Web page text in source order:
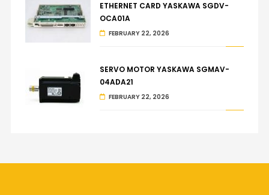
ETHERNET CARD YASKAWA SGDV-
OCA01A
FEBRUARY 22, 2026
SERVO MOTOR YASKAWA SGMAV-
04ADA21
FEBRUARY 22, 2026